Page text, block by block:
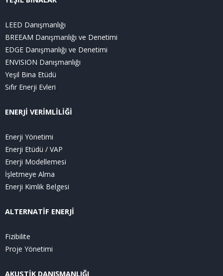
LEED Danışmanlığı
BREEAM Danışmanlığı ve Denetimi
EDGE Danışmanlığı ve Denetimi
ENVISION Danışmanlığı
Yeşil Bina Etüdü
Sıfır Enerji Evleri
ENERJİ VERİMLİLİĞİ
Enerji Yönetimi
Enerji Etüdü / VAP
Enerji Modellemesi
İşletmeye Alma
Enerji Kimlik Belgesi
ALTERNATİF ENERJİ
Fizibilite
Proje Yönetimi
AKUSTİK DANIŞMANLIĞI